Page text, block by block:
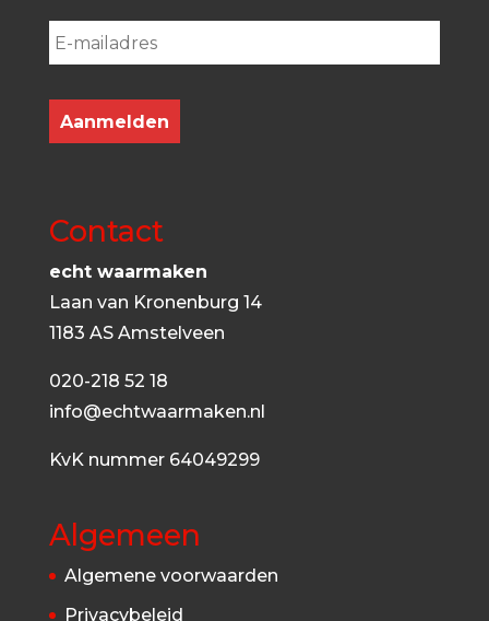
Aanmelden
Contact
echt waarmaken
Laan van Kronenburg 14
1183 AS Amstelveen
020-218 52 18
info@echtwaarmaken.nl
KvK nummer 64049299
Algemeen
Algemene voorwaarden
Privacybeleid